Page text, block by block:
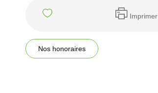
Imprimer
Nos honoraires